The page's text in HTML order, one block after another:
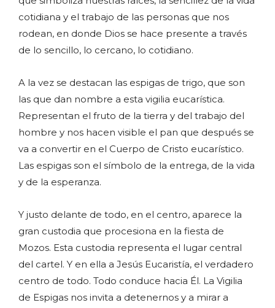
cotidiana y el trabajo de las personas que nos
rodean, en donde Dios se hace presente a través
de lo sencillo, lo cercano, lo cotidiano.
A la vez se destacan las espigas de trigo, que son
las que dan nombre a esta vigilia eucarística.
Representan el fruto de la tierra y del trabajo del
hombre y nos hacen visible el pan que después se
va a convertir en el Cuerpo de Cristo eucarístico.
Las espigas son el símbolo de la entrega, de la vida
y de la esperanza.
Y justo delante de todo, en el centro, aparece la
gran custodia que procesiona en la fiesta de
Mozos. Esta custodia representa el lugar central
del cartel. Y en ella a Jesús Eucaristía, el verdadero
centro de todo. Todo conduce hacia Él. La Vigilia
de Espigas nos invita a detenernos y a mirar a